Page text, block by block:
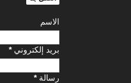
الاسم
بريد إلكتروني*
رسالة*